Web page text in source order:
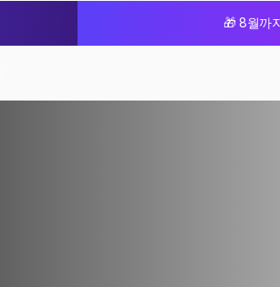
🎁 8월까